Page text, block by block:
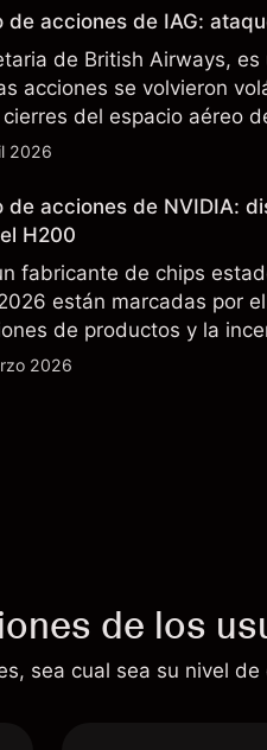
de acciones de IAG:
de British Airways,
acciones se volvieron
del espacio aéreo
pasado no es
2026
de acciones de NVIDIA:
H200
fabricante de chips
están marcadas por
de productos y la
del H200 a China. El
2026
de los
sea cual sea su nivel de